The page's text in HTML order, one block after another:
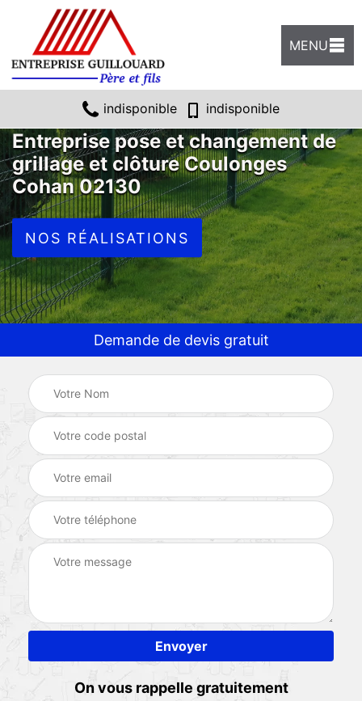
MENU
indisponible indisponible
Entreprise pose et changement de
grillage et clôture Coulonges
Cohan 02130
NOS RÉALISATIONS
Demande de devis gratuit
On vous rappelle gratuitement